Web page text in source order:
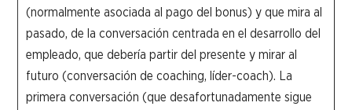
(normalmente asociada al pago del bonus) y que mira al
pasado, de la conversación centrada en el desarrollo del
empleado, que debería partir del presente y mirar al
futuro (conversación de coaching, líder-coach). La
primera conversación (que desafortunadamente sigue